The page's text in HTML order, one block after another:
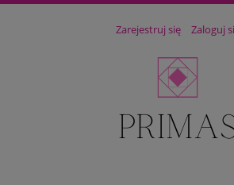
Zarejestruj się Zaloguj